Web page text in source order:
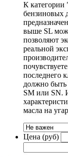
К категории
бензиновых
выше SL
позволяют
реальной
последнего
должно быть
SM или SN.
масла на
Цена (руб)